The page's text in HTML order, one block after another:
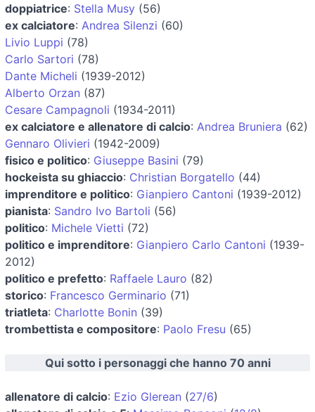
doppiatrice: Stella Musy (56)
ex calciatore: Andrea Silenzi (60)
Livio Luppi (78)
Carlo Sartori (78)
Dante Micheli (1939-2012)
Alberto Orzan (87)
Cesare Campagnoli (1934-2011)
ex calciatore e allenatore di calcio: Andrea Bruniera (62)
Gennaro Olivieri (1942-2009)
fisico e politico: Giuseppe Basini (79)
hockeista su ghiaccio: Christian Borgatello (44)
imprenditore e politico: Gianpiero Cantoni (1939-2012)
pianista: Sandro Ivo Bartoli (56)
politico: Michele Vietti (72)
politico e imprenditore: Gianpiero Carlo Cantoni (1939-
2012)
politico e prefetto: Raffaele Lauro (82)
storico: Francesco Germinario (71)
triatleta: Charlotte Bonin (39)
trombettista e compositore: Paolo Fresu (65)
Qui sotto i personaggi che hanno 70 anni
allenatore di calcio: Ezio Glerean (27/6)